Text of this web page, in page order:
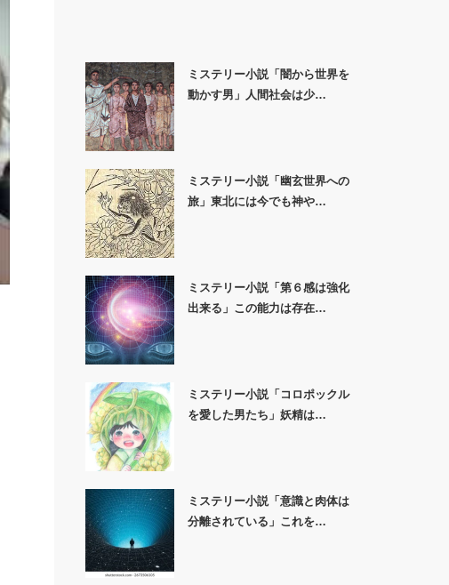
ミステリー小説「闇から世界を
動かす男」人間社会は少…
ミステリー小説「幽玄世界への
旅」東北には今でも神や…
ミステリー小説「第６感は強化
出来る」この能力は存在…
ミステリー小説「コロポックル
を愛した男たち」妖精は…
ミステリー小説「意識と肉体は
分離されている」これを…